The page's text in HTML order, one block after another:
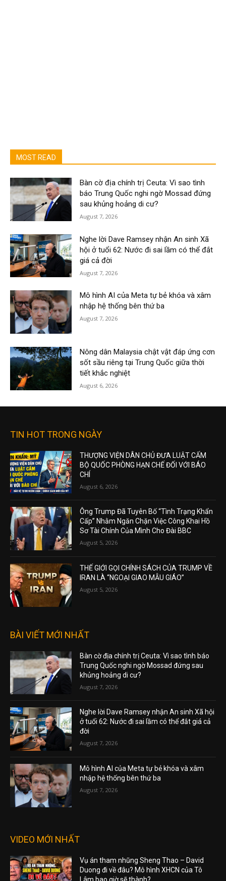
MOST READ
Bàn cờ địa chính trị Ceuta: Vì sao tình
báo Trung Quốc nghi ngờ Mossad đứng
sau khủng hoảng di cư?
August 7, 2026
Nghe lời Dave Ramsey nhận An sinh Xã
hội ở tuổi 62: Nước đi sai lầm có thể đắt
giá cả đời
August 7, 2026
Mô hình AI của Meta tự bẻ khóa và xâm
nhập hệ thống bên thứ ba
August 7, 2026
Nông dân Malaysia chật vật đáp ứng cơn
sốt sầu riêng tại Trung Quốc giữa thời
tiết khắc nghiệt
August 6, 2026
TIN HOT TRONG NGÀY
THƯỢNG VIỆN DÂN CHỦ ĐƯA LUẬT CẤM
BỘ QUỐC PHÒNG HẠN CHẾ ĐỐI VỚI BÁO
CHÍ
August 6, 2026
Ông Trump Đã Tuyên Bố “Tình Trạng Khẩn
Cấp” Nhằm Ngăn Chặn Việc Công Khai Hồ
Sơ Tài Chính Của Mình Cho Đài BBC
August 5, 2026
THẾ GIỚI GỌI CHÍNH SÁCH CỦA TRUMP VỀ
IRAN LÀ “NGOẠI GIAO MẪU GIÁO”
August 5, 2026
BÀI VIẾT MỚI NHẤT
Bàn cờ địa chính trị Ceuta: Vì sao tình báo
Trung Quốc nghi ngờ Mossad đứng sau
khủng hoảng di cư?
August 7, 2026
Nghe lời Dave Ramsey nhận An sinh Xã hội
ở tuổi 62: Nước đi sai lầm có thể đắt giá cả
đời
August 7, 2026
Mô hình AI của Meta tự bẻ khóa và xâm
nhập hệ thống bên thứ ba
August 7, 2026
VIDEO MỚI NHẤT
Vụ án tham nhũng Sheng Thao – David
Duong đi về đâu? Mô hình XHCN của Tô
Lâm bao giờ sẽ thành?